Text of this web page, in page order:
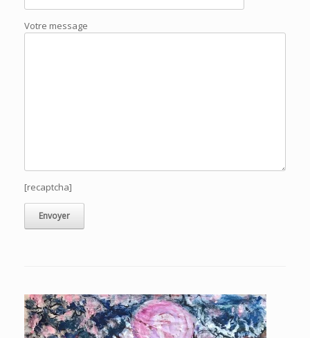
Votre message
[recaptcha]